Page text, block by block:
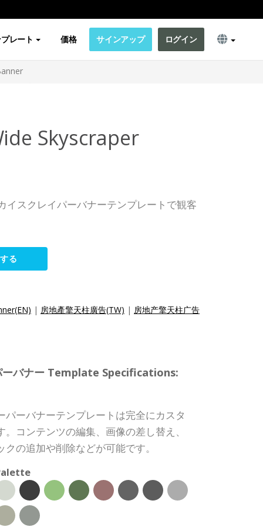
レート 価格 サインアップ ログイン
Skyscraper
イスクレイパーバナーテンプレートで観客
る
| 房地產擎天柱廣告(TW) | 房地产擎天柱广告
ーバナー Template Specifications:
パーバナーテンプレートは完全にカスタ
コンテンツの編集、画像の差し替え、
の追加や削除などが可能です。